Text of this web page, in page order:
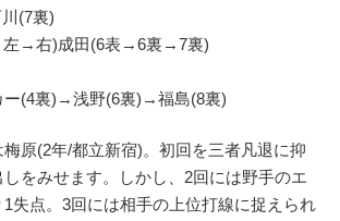
(7裏)
→右)成田(6表→6裏→7裏)
(4裏)→浅野(6裏)→福島(8裏)
原(2年/都立新宿)。初回を三者凡退に抑
をみせます。しかし、2回には野手のエ
失点。3回には相手の上位打線に捉えられ